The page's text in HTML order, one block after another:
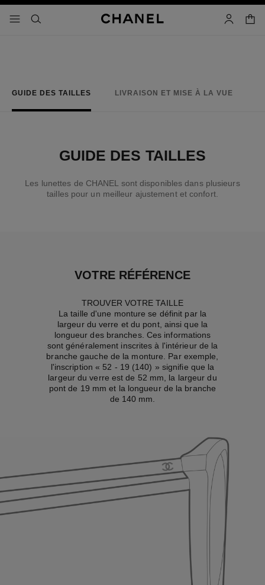
menu principal de navigation
- navigation principale
rechercher mon
panier
GUIDE DES TAILLES LIVRAISON ET MISE À LA VUE
GUIDE DES TAILLES
Les lunettes de CHANEL sont disponibles dans plusieurs
tailles pour un meilleur ajustement et confort.
VOTRE RÉFÉRENCE
TROUVER VOTRE TAILLE
La taille d'une monture se définit par la
largeur du verre et du pont, ainsi que la
longueur des branches. Ces informations
sont généralement inscrites à l'intérieur de la
branche gauche de la monture. Par exemple,
l'inscription « 52 - 19 (140) » signifie que la
largeur du verre est de 52 mm, la largeur du
pont de 19 mm et la longueur de la branche
de 140 mm.